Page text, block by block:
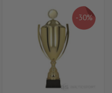
-30%